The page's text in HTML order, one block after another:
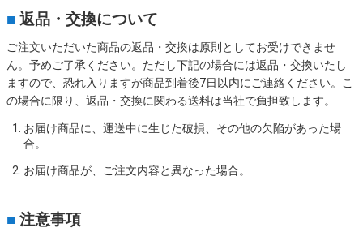
■ 返品・交換について
ご注文いただいた商品の返品・交換は原則としてお受けできませ
ん。予めご了承ください。ただし下記の場合には返品・交換いたし
ますので、恐れ入りますが商品到着後7日以内にご連絡ください。こ
の場合に限り、返品・交換に関わる送料は当社で負担致します。
お届け商品に、運送中に生じた破損、その他の欠陥があった場
合。
お届け商品が、ご注文内容と異なった場合。
■ 注意事項